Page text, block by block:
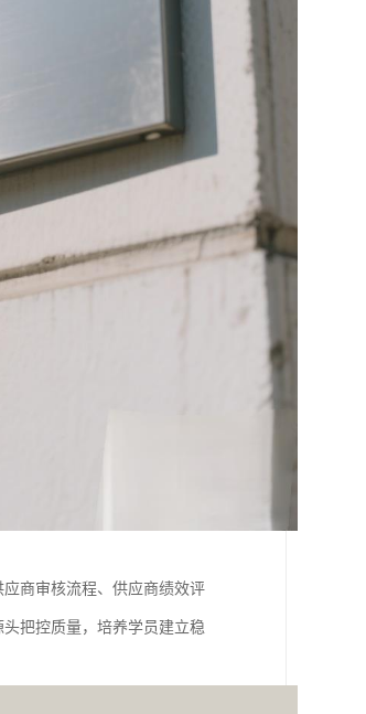
商审核流程、供应商绩效评
把控质量，培养学员建立稳